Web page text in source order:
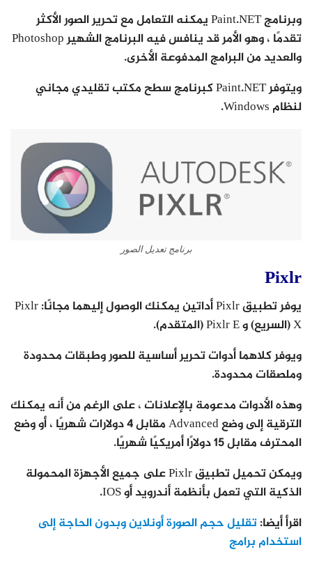
وبرنامج Paint.NET يمكنه التعامل مع تحرير الصور الأكثر
تقدمًا ، وهو الأمر قد ينافس فيه البرنامج الشهير Photoshop
والعديد من البرامج المدفوعة الأخرى.
ويتوفر Paint.NET كبرنامج سطح مكتب تقليدي مجاني
لنظام Windows.
برنامج تعديل الصور
Pixlr
يوفر تطبيق Pixlr أداتين يمكنك الوصول إليهما مجانًا: Pixlr
X (السريع) و Pixlr E (المتقدم).
ويوفر كلاهما أدوات تحرير أساسية للصور وطبقات محدودة
وملصقات محدودة.
وهذه الأدوات مدعومة بالإعلانات ، على الرغم من أنه يمكنك
الترقية إلى وضع Advanced مقابل 4 دولارات شهريًا ، أو وضع
المحترف مقابل 15 دولارًا أمريكيًا شهريًا.
ويمكن تحميل تطبيق Pixlr على جميع الأجهزة المحمولة
الذكية التي تعمل بأنظمة أندرويد أو IOS.
اقرأ أيضا:تقليل حجم الصورة أونلاين وبدون الحاجة إلى
استخدام برامج